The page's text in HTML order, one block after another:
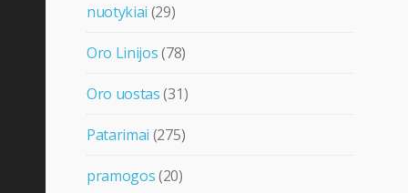
nuotykiai (29)
Oro Linijos(78)
Oro uostas(31)
Patarimai (275)
pramogos(20)